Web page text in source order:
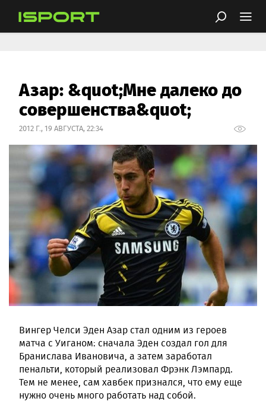
Азар: &quot;Мне далеко до
совершенства&quot;
2012 Г., 19 АВГУСТА, 22:34
Вингер Челси Эден Азар стал одним из героев
матча с Уиганом: сначала Эден создал гол для
Бранислава Ивановича, а затем заработал
пенальти, который реализовал Фрэнк Лэмпард.
Тем не менее, сам хавбек признался, что ему еще
нужно очень много работать над собой.